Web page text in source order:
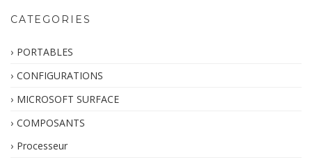
CATEGORIES
PORTABLES
CONFIGURATIONS
MICROSOFT SURFACE
COMPOSANTS
Processeur